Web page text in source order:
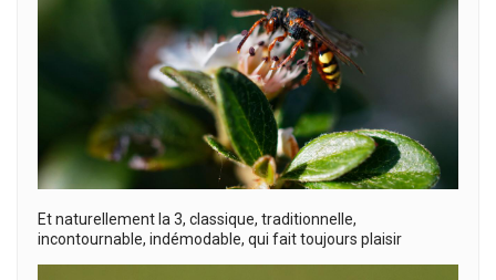
Et naturellement la 3, classique, traditionnelle,
incontournable, indémodable, qui fait toujours plaisir